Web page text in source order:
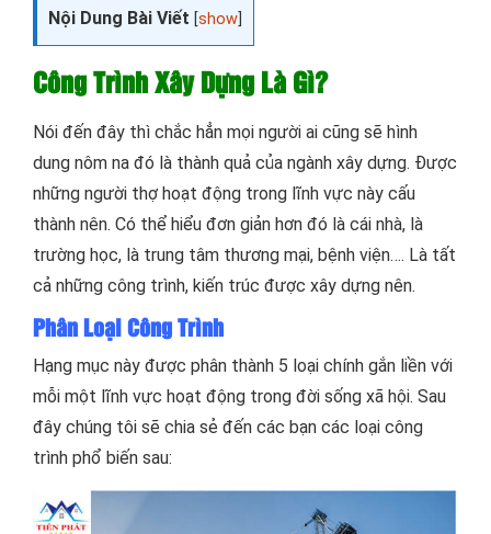
Nội Dung Bài Viết [show
Công Trình Xây Dựng Là Gì?
Nói đến đây thì chắc hẳn mọi người ai cũng sẽ hình
dung nôm na đó là thành quả của ngành xây dựng. Được
những người thợ hoạt động trong lĩnh vực này cấu
thành nên. Có thể hiểu đơn giản hơn đó là cái nhà, là
trường học, là trung tâm thương mại, bệnh viện…. Là tất
cả những công trình, kiến trúc được xây dựng nên.
Phân Loại Công Trình
Hạng mục này được phân thành 5 loại chính gắn liền với
mỗi một lĩnh vực hoạt động trong đời sống xã hội. Sau
đây chúng tôi sẽ chia sẻ đến các bạn các loại công
trình phổ biến sau: